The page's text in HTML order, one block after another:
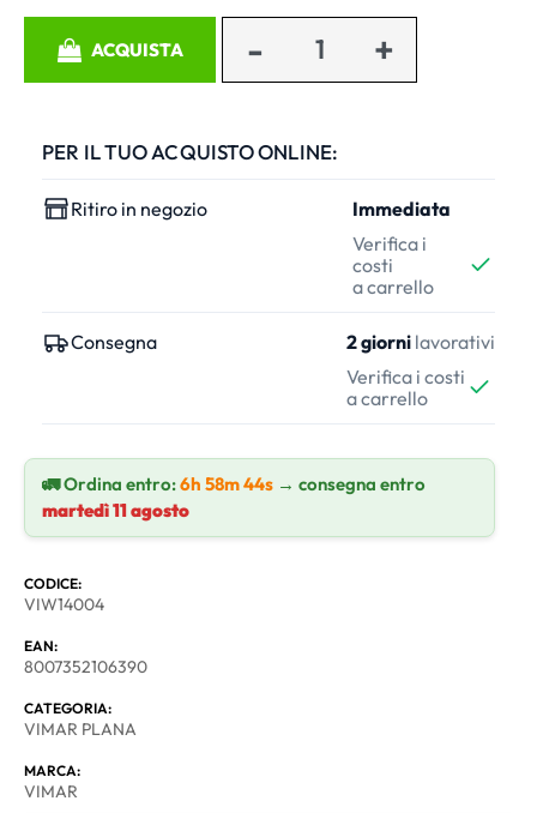
ACQUISTA
PER IL TUO ACQUISTO ONLINE:
Ritiro in negozio
Immediata
Verifica i
costi
a carrello
Consegna 2 giorni lavorativi
Verifica i costi
a carrello
🚛 Ordina entro:6h 58m 44s → consegna entro
martedì 11 agosto
CODICE:
VIW14004
EAN:
8007352106390
CATEGORIA:
VIMAR PLANA
MARCA:
VIMAR